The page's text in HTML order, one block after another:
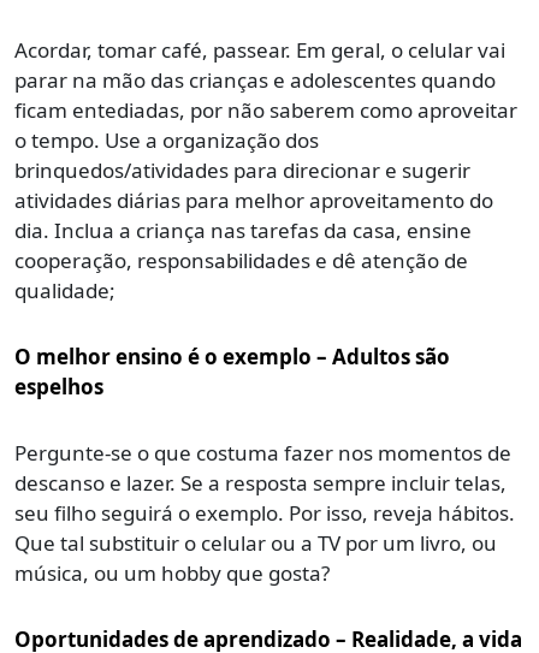
Acordar, tomar café, passear. Em geral, o celular vai
parar na mão das crianças e adolescentes quando
ficam entediadas, por não saberem como aproveitar
o tempo. Use a organização dos
brinquedos/atividades para direcionar e sugerir
atividades diárias para melhor aproveitamento do
dia. Inclua a criança nas tarefas da casa, ensine
cooperação, responsabilidades e dê atenção de
qualidade;
O melhor ensino é o exemplo – Adultos são
espelhos
Pergunte-se o que costuma fazer nos momentos de
descanso e lazer. Se a resposta sempre incluir telas,
seu filho seguirá o exemplo. Por isso, reveja hábitos.
Que tal substituir o celular ou a TV por um livro, ou
música, ou um hobby que gosta?
Oportunidades de aprendizado – Realidade, a vida